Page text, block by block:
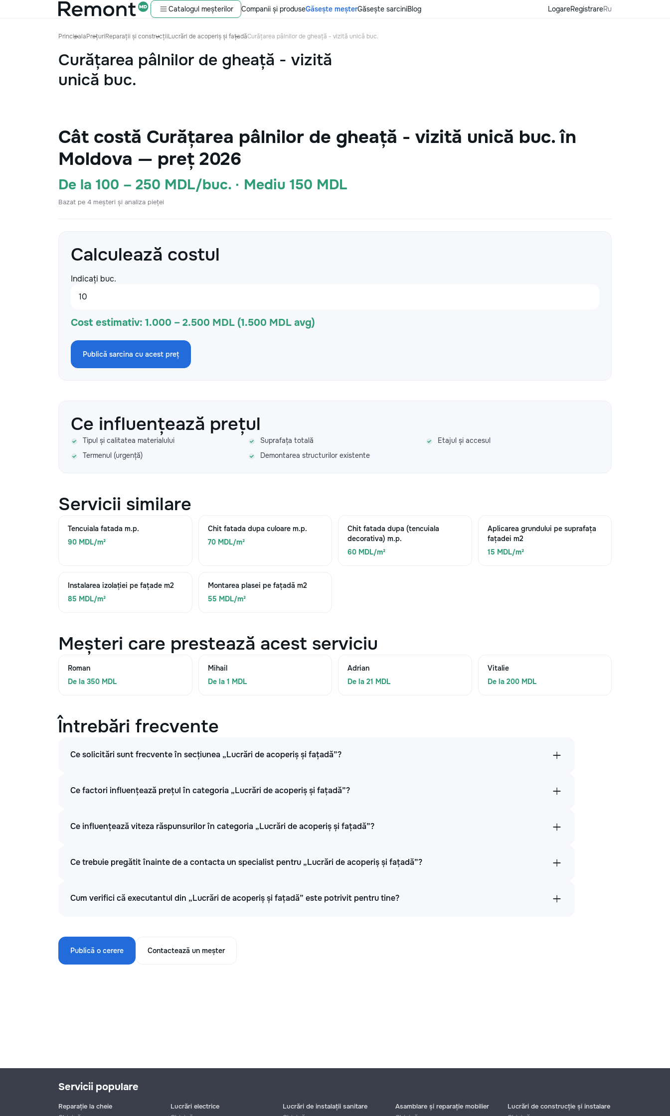
Catalogul meșterilor Companii și produseGăsește meșterGăsește sarciniBlog LogareRegistrareRu
PrincipalaPrețuriReparații și construcțiiLucrări de acoperiș și fațadăCurățarea pâlnilor de gheață - vizită unică buc.
Curățarea pâlnilor de gheață - vizită
unică buc.
Cât costă Curățarea pâlnilor de gheață - vizită unică buc. în
Moldova — preț 2026
De la 100 – 250 MDL/buc. · Mediu 150 MDL
Bazat pe 4 meșteri și analiza pieței
Calculează costul
Indicați buc.
Cost estimativ: 1.000 – 2.500 MDL (1.500 MDL avg)
Publică sarcina cu acest preț
Ce influențează prețul
Tipul și calitatea materialului Suprafața totală
Etajul și accesul
Termenul (urgență)
Demontarea structurilor existente
Servicii similare
Tencuiala fatada m.p.
90 MDL/m²
Chit fatada dupa culoare m.p.
70 MDL/m²
Chit fatada dupa (tencuiala
decorativa) m.p.
60 MDL/m²
Aplicarea grundului pe suprafața
fațadei m2
15 MDL/m²
Instalarea izolației pe fațade m2
85 MDL/m²
Montarea plasei pe fațadă m2
55 MDL/m²
Meșteri care prestează acest serviciu
Roman
De la 350 MDL
Mihail
De la 1 MDL
Adrian
De la 21 MDL
Vitalie
De la 200 MDL
Întrebări frecvente
Ce solicitări sunt frecvente în secțiunea „Lucrări de acoperiș și fațadă”?
Ce factori influențează prețul în categoria „Lucrări de acoperiș și fațadă”?
Ce influențează viteza răspunsurilor în categoria „Lucrări de acoperiș și fațadă”?
Ce trebuie pregătit înainte de a contacta un specialist pentru „Lucrări de acoperiș și fațadă”?
Cum verifici că executantul din „Lucrări de acoperiș și fațadă” este potrivit pentru tine?
Publică o cerere Contactează un meșter
Servicii populare
Reparație la cheie
Lucrări electrice
Lucrări de instalații sanitare
Asamblare și reparație mobilier
Lucrări de construcție și instalare